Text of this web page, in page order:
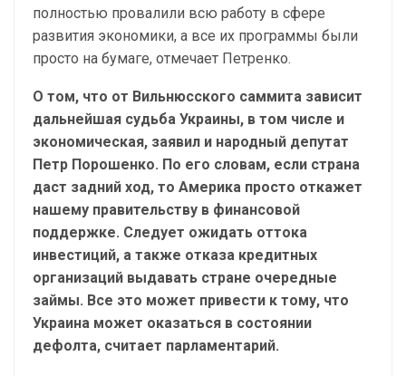
полностью провалили всю работу в сфере
развития экономики, а все их программы были
просто на бумаге, отмечает Петренко.
О том, что от Вильнюсского саммита зависит
дальнейшая судьба Украины, в том числе и
экономическая, заявил и народный депутат
Петр Порошенко. По его словам, если страна
даст задний ход, то Америка просто откажет
нашему правительству в финансовой
поддержке. Следует ожидать оттока
инвестиций, а также отказа кредитных
организаций выдавать стране очередные
займы. Все это может привести к тому, что
Украина может оказаться в состоянии
дефолта, считает парламентарий.